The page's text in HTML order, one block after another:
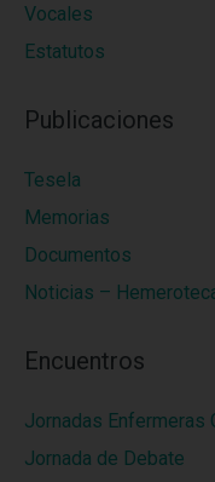
Vocales
Estatutos
Publicaciones
Tesela
Memorias
Documentos
Noticias –
Encuentros
Jornadas Enfermeras
Jornada de Debate